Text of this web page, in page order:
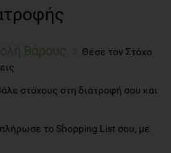
Βάρους
Θέσε τον Στόχο
στόχους στη διατροφή σου και
το Shopping List σου, με